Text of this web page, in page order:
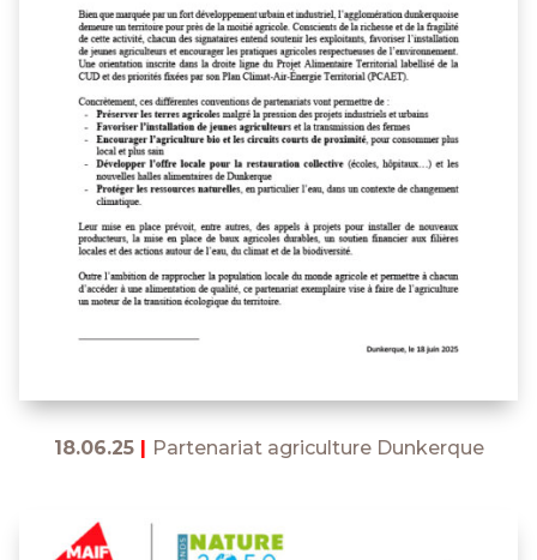
18.06.25| Partenariat agriculture Dunkerque